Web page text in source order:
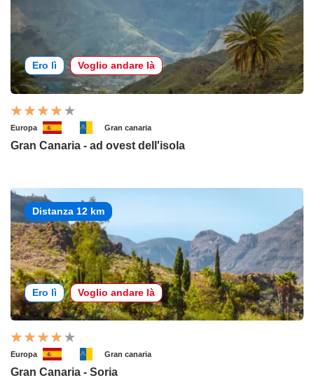
Ero lì Voglio andare là
Europa Gran canaria
Gran Canaria - ad ovest dell'isola
Distanza 12 km
Ero lì Voglio andare là
Europa Gran canaria
Gran Canaria - Soria